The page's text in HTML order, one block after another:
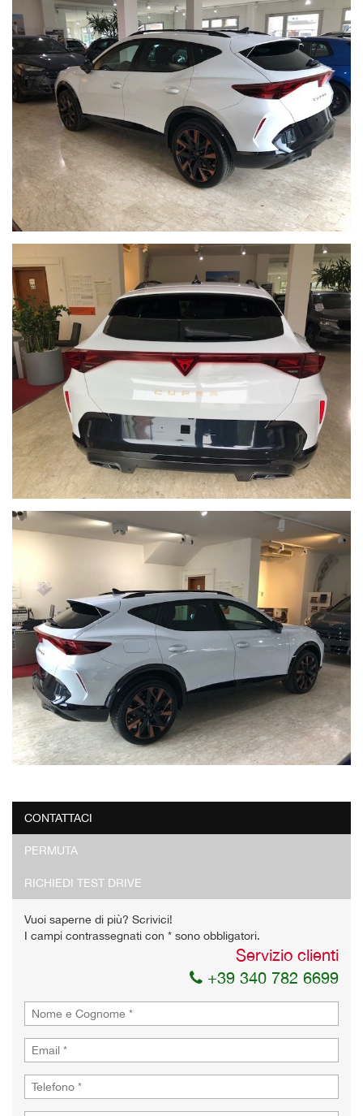
CONTATTACI
PERMUTA
RICHIEDI TEST DRIVE
Vuoi saperne di più? Scrivici!
I campi contrassegnati con * sono obbligatori.
Servizio clienti
+39 340 782 6699